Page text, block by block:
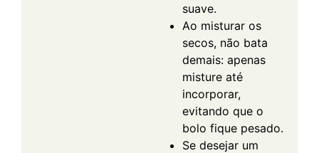
suave.
Ao misturar os
secos, não bata
demais: apenas
misture até
incorporar,
evitando que o
bolo fique pesado.
Se desejar um